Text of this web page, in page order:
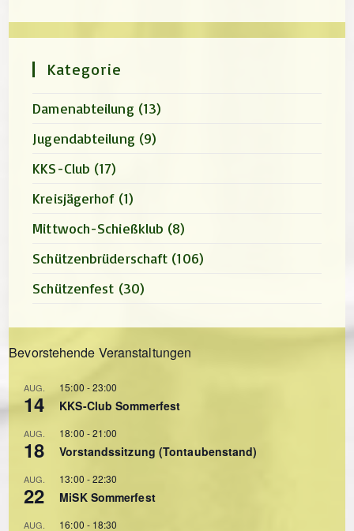
Kategorie
Damenabteilung (13)
Jugendabteilung (9)
KKS-Club (17)
Kreisjägerhof (1)
Mittwoch-Schießklub (8)
Schützenbrüderschaft (106)
Schützenfest (30)
Bevorstehende Veranstaltungen
AUG.
14
15:00 -23:00
KKS-Club Sommerfest
AUG.
18
18:00 -21:00
Vorstandssitzung (Tontaubenstand)
AUG.
22
13:00 -22:30
MiSK Sommerfest
AUG. 16:00 - 18:30